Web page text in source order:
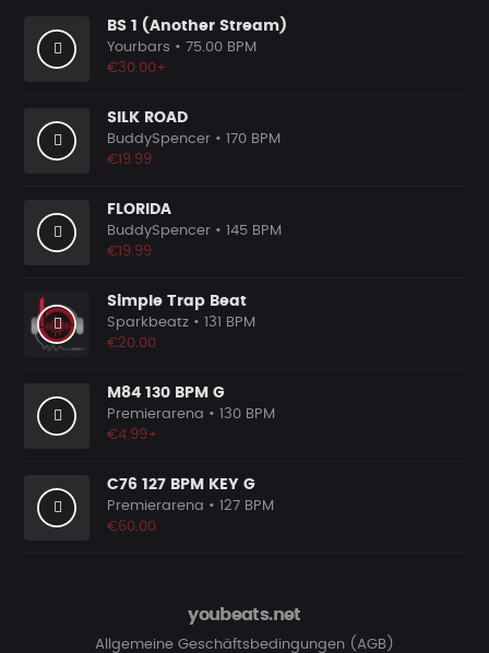
BS 1 (Another Stream)
Yourbars • 75.00 BPM
€30.00+
SILK ROAD
BuddySpencer • 170 BPM
€19.99
FLORIDA
BuddySpencer • 145 BPM
€19.99
Simple Trap Beat
Sparkbeatz • 131 BPM
€20.00
M84 130 BPM G
Premierarena • 130 BPM
€4.99+
C76 127 BPM KEY G
Premierarena • 127 BPM
€60.00
youbeats.net
Allgemeine Geschäftsbedingungen (AGB)